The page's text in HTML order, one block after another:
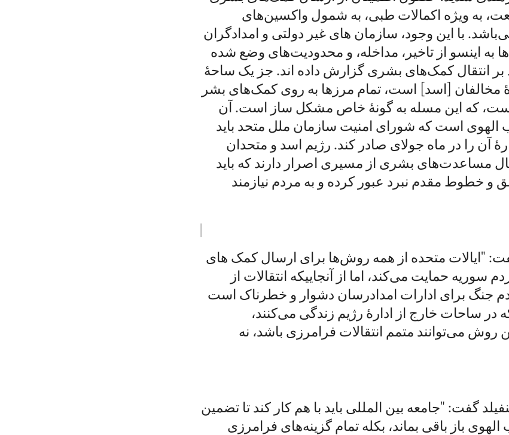
به ویژه اکمالات طبی، به شمول واکسین‌های
می‌باشد. با این وجود، سازمان های غیر دولتی و امدادگران
به اینسو از تاخیر، مداخله، و محدودیت‌های وضع شده
انتقال کمک‌های بشری گزارش داده اند. جز یک ساحۀ
مخالفان [اسد] است، تمام مرزها به روی کمک‌های بشر
که این مسله به گونۀ خاص مشکل ساز است. آن
الهوی است که شورای امنیت سازمان ملل متحد باید
آن را در ماه جولای صادر کند. رژیم اسد و متحدان
مساعدت‌های بشری از مسیری اصرار دارند که باید
و خطوط مقدم نبرد عبور کرده و به مردم نیازمند
"ایالات متحده از همه روش‌ها برای ارسال کمک های
سوریه حمایت می‌کند، اما از آنجاییکه انتقالات از
جنگ برای ادارات امدادرسان دشوار و خطرناک است
در ساحات خارج از ادارۀ رژیم زندگی می‌کنند،
روش می‌توانند متمم انتقالات فرامرزی باشد، نه
گفت: "جامعه بین المللی باید با هم کار کند تا تضمین
الهوی باز باقی بماند، بکله تمام گزینه‌های فرامرزی